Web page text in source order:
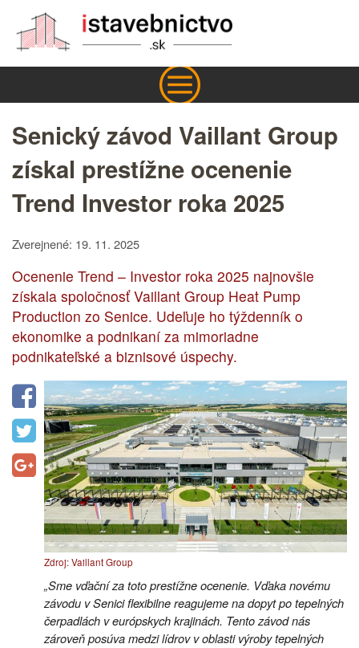
Senický závod Vaillant Group
získal prestížne ocenenie
Trend Investor roka 2025
Zverejnené: 19. 11. 2025
Ocenenie Trend – Investor roka 2025 najnovšie
získala spoločnosť Vaillant Group Heat Pump
Production zo Senice. Udeľuje ho týždenník o
ekonomike a podnikaní za mimoriadne
podnikateľské a biznisové úspechy.
Zdroj: Vaillant Group
„Sme vďační za toto prestížne ocenenie. Vďaka novému
závodu v Senici flexibilne reagujeme na dopyt po tepelných
čerpadlách v európskych krajinách. Tento závod nás
zároveň posúva medzi lídrov v oblasti výroby tepelných